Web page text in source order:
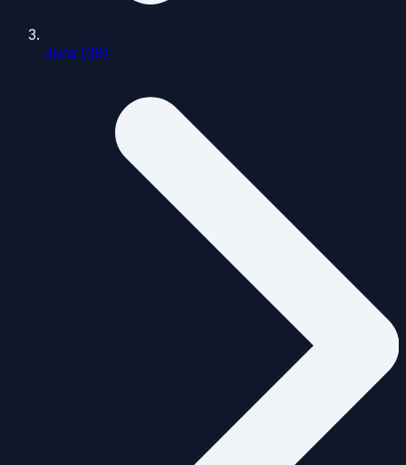
Jura (39)